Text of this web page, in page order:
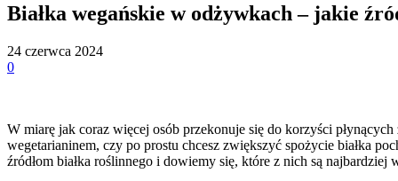
Białka wegańskie w odżywkach – jakie
24 czerwca 2024
0
W miarę jak coraz więcej osób przekonuje się do korzyści
wegetarianinem, czy po prostu chcesz zwiększyć spożycie białka
źródłom białka roślinnego i dowiemy się, które z nich są najbardziej